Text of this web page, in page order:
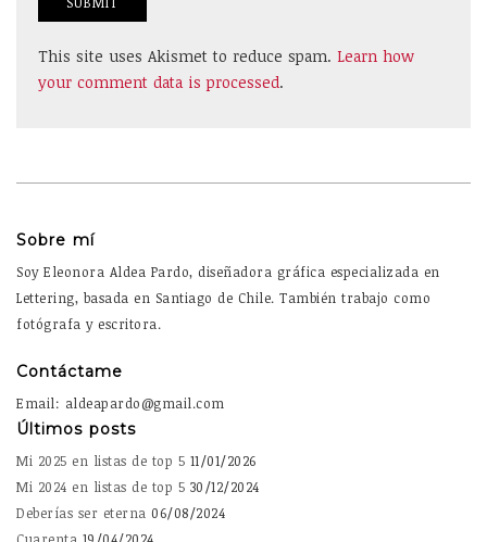
This site uses Akismet to reduce spam. Learn how
your comment data is processed.
Sobre mí
Soy Eleonora Aldea Pardo, diseñadora gráfica especializada en
Lettering, basada en Santiago de Chile. También trabajo como
fotógrafa y escritora.
Contáctame
Email: aldeapardo@gmail.com
Últimos posts
Mi 2025 en listas de top 5 11/01/2026
Mi 2024 en listas de top 5 30/12/2024
Deberías ser eterna 06/08/2024